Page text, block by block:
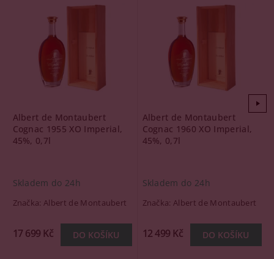
Albert de Montaubert
Cognac 1955 XO Imperial,
45%, 0,7l
Skladem do 24h
Značka:Albert de Montaubert
17 699 Kč
Albert de Montaubert
Cognac 1960 XO Imperial,
45%, 0,7l
Skladem do 24h
Značka:Albert de Montaubert
12 499 Kč